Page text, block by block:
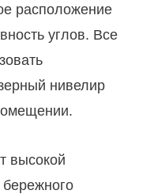
расположение
углов. Все
нивелир
высокой
бережного